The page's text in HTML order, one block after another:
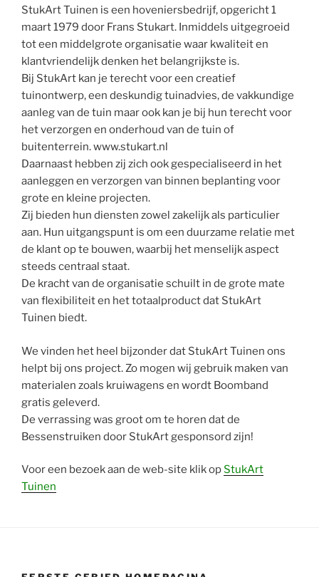
StukArt Tuinen is een hoveniersbedrijf, opgericht 1
maart 1979 door Frans Stukart. Inmiddels uitgegroeid
tot een middelgrote organisatie waar kwaliteit en
klantvriendelijk denken het belangrijkste is.
Bij StukArt kan je terecht voor een creatief
tuinontwerp, een deskundig tuinadvies, de vakkundige
aanleg van de tuin maar ook kan je bij hun terecht voor
het verzorgen en onderhoud van de tuin of
buitenterrein. www.stukart.nl
Daarnaast hebben zij zich ook gespecialiseerd in het
aanleggen en verzorgen van binnen beplanting voor
grote en kleine projecten.
Zij bieden hun diensten zowel zakelijk als particulier
aan. Hun uitgangspunt is om een duurzame relatie met
de klant op te bouwen, waarbij het menselijk aspect
steeds centraal staat.
De kracht van de organisatie schuilt in de grote mate
van flexibiliteit en het totaalproduct dat StukArt
Tuinen biedt.
We vinden het heel bijzonder dat StukArt Tuinen ons
helpt bij ons project. Zo mogen wij gebruik maken van
materialen zoals kruiwagens en wordt Boomband
gratis geleverd.
De verrassing was groot om te horen dat de
Bessenstruiken door StukArt gesponsord zijn!
Voor een bezoek aan de web-site klik opStukArt
Tuinen